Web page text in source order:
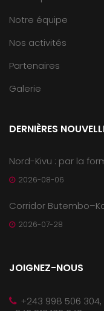
Notre équipe
Nos activités
Partenaires
Galerie
DERNIÈRES
Nord-Kivu : par la
2026-08-06
Corridor
2026-07-28
JOIGNEZ-NOUS
+243 998 506 304,